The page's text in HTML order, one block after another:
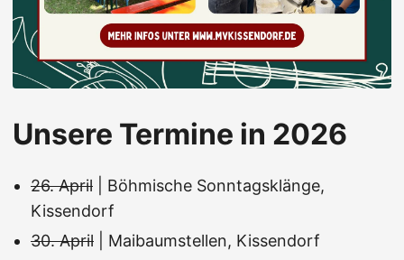
Unsere Termine in 2026
26. April | Böhmische Sonntagsklänge,
Kissendorf
30. April | Maibaumstellen, Kissendorf